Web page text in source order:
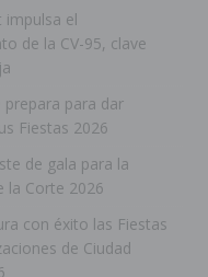
varios de la Vega Baja
[ 06/08/2026 ] Vegavacaciones
[ 06/08/2026 ] La Diputación de
[ 06/08/2026 ] San Miguel de
[ 06/08/2026 ]
La Escuela
impulsa el
de la CV-95, clave
prepara para dar
Fiestas 2026
de gala para la
la Corte 2026
con éxito las Fiestas
de Ciudad